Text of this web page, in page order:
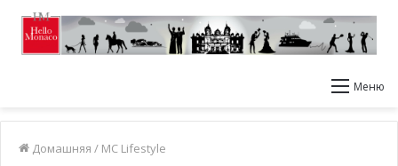
Меню
Домашняя / MC Lifestyle